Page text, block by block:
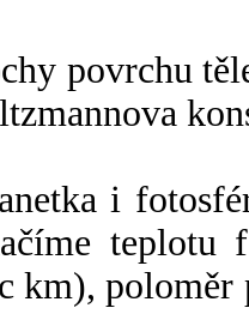
povrchu
i
km),